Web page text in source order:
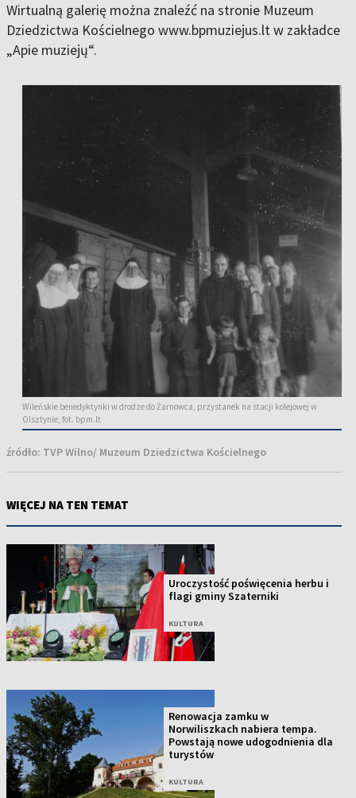
Wirtualną galerię można znaleźć na stronie Muzeum
Dziedzictwa Kościelnego www.bpmuziejus.lt w zakładce
„Apie muziejų“.
Wileńskie benedyktynki w drodze do Żarnowca, przystanek na stacji kolejowej w
Olsztynie, fot. bpm.lt
źródło: TVP Wilno/ Muzeum Dziedzictwa Kościelnego
WIĘCEJ NA TEN TEMAT
Uroczystość poświęcenia herbu i
flagi gminy Szaterniki
KULTURA
Renowacja zamku w
Norwiliszkach nabiera tempa.
Powstają nowe udogodnienia dla
turystów
KULTURA